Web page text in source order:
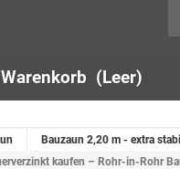
Warenkorb (Leer)
Bauzaun 2,20 m - extra stabil
kaufen – Rohr-in-Rohr